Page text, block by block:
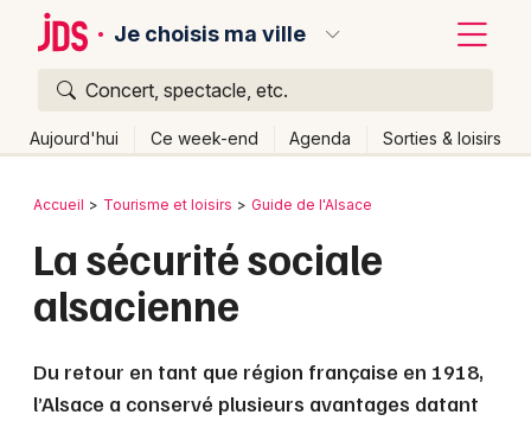
Je choisis ma ville
Concert, spectacle, etc.
Aujourd'hui Ce week-end Agenda Sorties & loisirs
Publier un événement
Activité & Expérience
Bordeaux
Colmar
Lyon
Retour
Accueil Tourisme et loisirs Guide de l'Alsace
La sécurité sociale
alsacienne
Du retour en tant que région française en 1918,
l’Alsace a conservé plusieurs avantages datant
Quoi ?
Où ?
Quand ?
Aujourd'hui
Demain Ce week-end